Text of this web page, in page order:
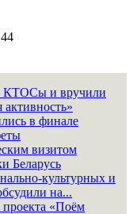
КТОСы и вручили
в финале
визитом
Беларусь
культурных и
на...
«Поём